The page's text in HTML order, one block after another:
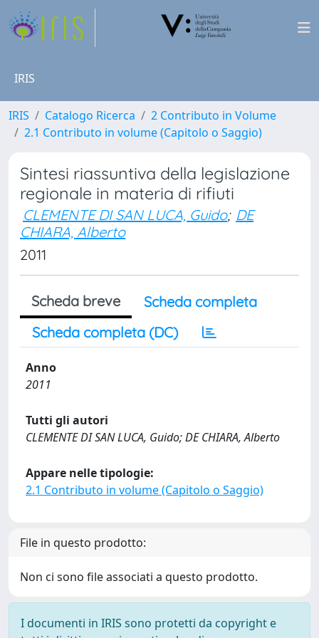
IRIS
IRIS Catalogo Ricerca
2 Contributo in Volume
2.1 Contributo in volume (Capitolo o Saggio)
Sintesi riassuntiva della legislazione
regionale in materia di rifiuti
CLEMENTE DI SAN LUCA, Guido; DE
CHIARA, Alberto
2011
Scheda breve
Scheda completa
Scheda completa (DC)
Anno
2011
Tutti gli autori
CLEMENTE DI SAN LUCA, Guido; DE CHIARA, Alberto
Appare nelle tipologie:
2.1 Contributo in volume (Capitolo o Saggio)
File in questo prodotto:
Non ci sono file associati a questo prodotto.
I documenti in IRIS sono protetti da copyright e